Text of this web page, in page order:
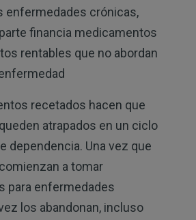
enfermedades crónicas,
financia medicamentos
rentables que no abordan
recetados hacen que
atrapados en un ciclo
dependencia. Una vez que
a tomar
para enfermedades
los abandonan, incluso